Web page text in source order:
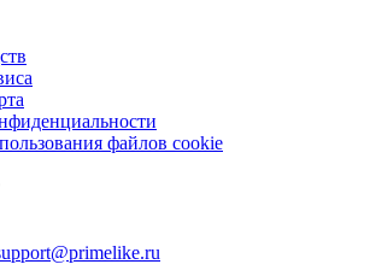
файлов cookie